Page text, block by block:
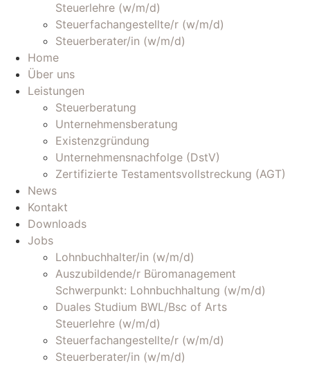
Steuerlehre (w/m/d)
Steuerfachangestellte/r (w/m/d)
Steuerberater/in (w/m/d)
Home
Über uns
Leistungen
Steuerberatung
Unternehmensberatung
Existenzgründung
Unternehmensnachfolge (DstV)
Zertifizierte Testamentsvollstreckung (AGT)
News
Kontakt
Downloads
Jobs
Lohnbuchhalter/in (w/m/d)
Auszubildende/r Büromanagement
Schwerpunkt: Lohnbuchhaltung (w/m/d)
Duales Studium BWL/Bsc of Arts
Steuerlehre (w/m/d)
Steuerfachangestellte/r (w/m/d)
Steuerberater/in (w/m/d)